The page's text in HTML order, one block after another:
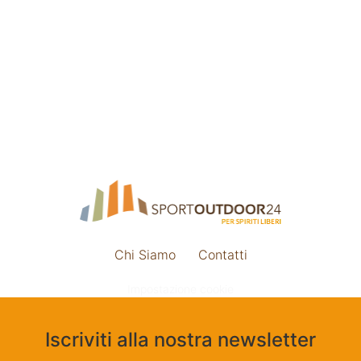
Chi Siamo Contatti
Iscriviti alla nostra newsletter